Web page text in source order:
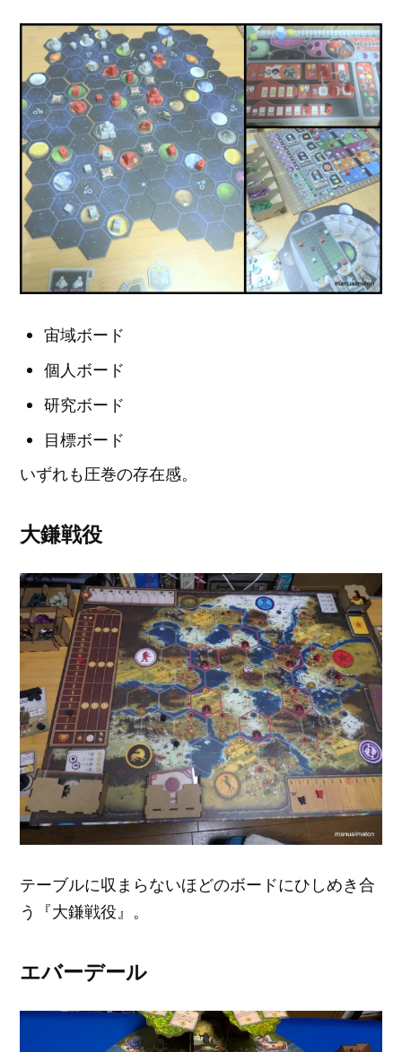
宙域ボード
個人ボード
研究ボード
目標ボード
いずれも圧巻の存在感。
大鎌戦役
テーブルに収まらないほどのボードにひしめき合
う『大鎌戦役』。
エバーデール